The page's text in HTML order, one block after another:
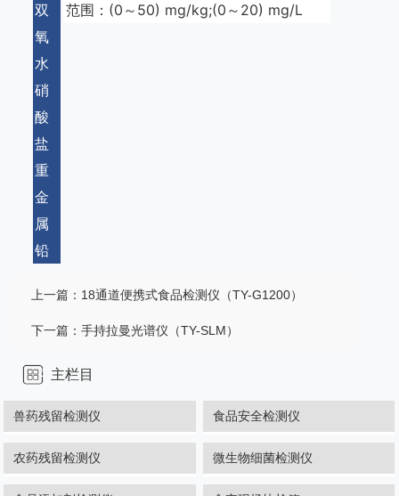
双
氧
水
硝
酸
盐
重
金
属
铅
范围：(0～50) mg/kg;(0～20) mg/L
上一篇： 18通道便携式食品检测仪（TY-G1200）
下一篇： 手持拉曼光谱仪（TY-SLM）
主栏目
兽药残留检测仪 食品安全检测仪
农药残留检测仪 微生物细菌检测仪